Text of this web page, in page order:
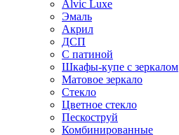
Alvic Luxe
Эмаль
Акрил
ДСП
С патиной
Шкафы-купе с зеркалом
Матовое зеркало
Стекло
Цветное стекло
Пескоструй
Комбинированные